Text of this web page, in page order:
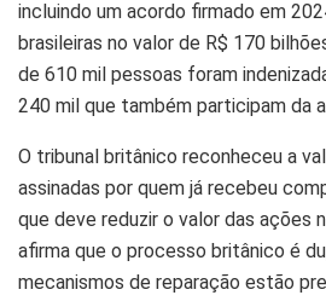
incluindo um acordo firmado em
brasileiras no valor de R$ 170
de 610 mil pessoas foram
240 mil que também participam da
O tribunal britânico reconheceu a
assinadas por quem já recebeu
que deve reduzir o valor das ações
afirma que o processo britânico é
mecanismos de reparação estão